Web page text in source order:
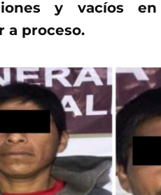
y vacíos
a proceso.